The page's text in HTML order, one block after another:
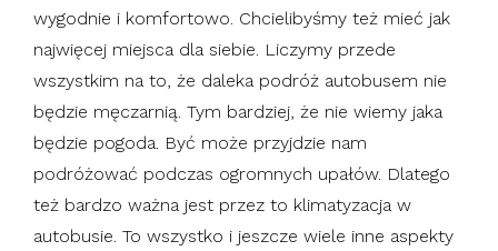
wygodnie i komfortowo. Chcielibyśmy też mieć jak
najwięcej miejsca dla siebie. Liczymy przede
wszystkim na to, że daleka podróż autobusem nie
będzie męczarnią. Tym bardziej, że nie wiemy jaka
będzie pogoda. Być może przyjdzie nam
podróżować podczas ogromnych upałów. Dlatego
też bardzo ważna jest przez to klimatyzacja w
autobusie. To wszystko i jeszcze wiele inne aspekty